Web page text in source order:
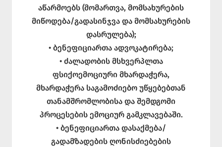
აწარმოებს (მომართვა, მომსახურების
მიწოდება/გადასინჯვა და მომსახურების
დასრულება);
• ბენეფიციართა ადვოკატირება;
• ძალადობის მსხვერპლთა
ფსიქოემოციური მხარდაჭერა,
მხარდაჭერა საგამოძიებო უწყებებთან
თანამშრომლობისა და შემდგომი
პროცესების ემოციურ გამკლავებაში.
• ბენეფიციართა დასაქმება/
გადამზადების ღონისძიებების